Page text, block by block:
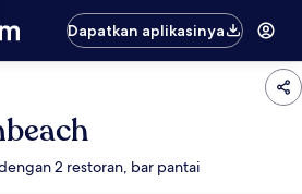
Dapatkan aplikasinya
2 restoran, bar pantai